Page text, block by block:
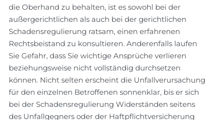
die Oberhand zu behalten, ist es sowohl bei der
außergerichtlichen als auch bei der gerichtlichen
Schadensregulierung ratsam, einen erfahrenen
Rechtsbeistand zu konsultieren. Anderenfalls laufen
Sie Gefahr, dass Sie wichtige Ansprüche verlieren
beziehungsweise nicht vollständig durchsetzen
können. Nicht selten erscheint die Unfallverursachung
für den einzelnen Betroffenen sonnenklar, bis er sich
bei der Schadensregulierung Widerständen seitens
des Unfallgegners oder der Haftpflichtversicherung